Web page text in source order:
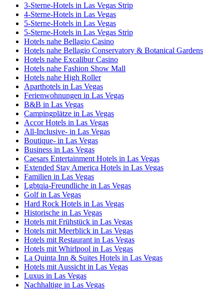
3-Sterne-Hotels in Las Vegas Strip
4-Sterne-Hotels in Las Vegas
5-Sterne-Hotels in Las Vegas
5-Sterne-Hotels in Las Vegas Strip
Hotels nahe Bellagio Casino
Hotels nahe Bellagio Conservatory & Botanical Gardens
Hotels nahe Excalibur Casino
Hotels nahe Fashion Show Mall
Hotels nahe High Roller
Aparthotels in Las Vegas
Ferienwohnungen in Las Vegas
B&B in Las Vegas
Campingplätze in Las Vegas
Accor Hotels in Las Vegas
All-Inclusive- in Las Vegas
Boutique- in Las Vegas
Business in Las Vegas
Caesars Entertainment Hotels in Las Vegas
Extended Stay America Hotels in Las Vegas
Familien in Las Vegas
Lgbtqia-Freundliche in Las Vegas
Golf in Las Vegas
Hard Rock Hotels in Las Vegas
Historische in Las Vegas
Hotels mit Frühstück in Las Vegas
Hotels mit Meerblick in Las Vegas
Hotels mit Restaurant in Las Vegas
Hotels mit Whirlpool in Las Vegas
La Quinta Inn & Suites Hotels in Las Vegas
Hotels mit Aussicht in Las Vegas
Luxus in Las Vegas
Nachhaltige in Las Vegas